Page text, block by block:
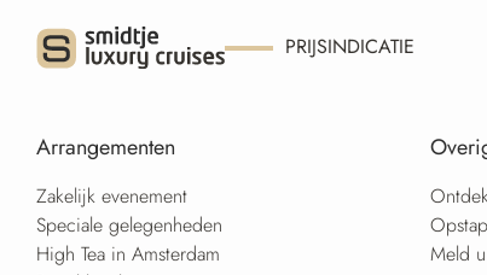
PRIJSINDICATIE
Arrangementen
Zakelijk evenement
Speciale gelegenheden
High Tea in Amsterdam
Meld